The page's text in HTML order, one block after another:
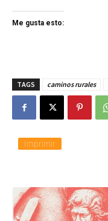
Me gusta esto:
TAGS caminos rurales
Imprimir